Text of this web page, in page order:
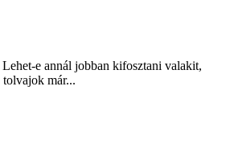
Lehet-e annál jobban kifosztani valakit,
már...